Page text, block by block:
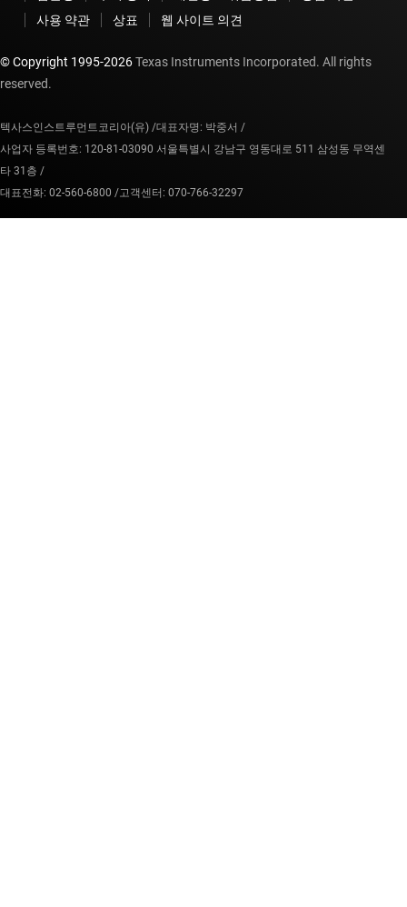
사용 약관
상표 웹 사이트 의견
© Copyright 1995-2026Texas Instruments Incorporated. All rights
reserved.
텍사스인스트루먼트코리아(유) /대표자명: 박중서 /
사업자 등록번호: 120-81-03090 서울특별시 강남구 영동대로 511 삼성동 무역센
타 31층 /
대표전화: 02-560-6800 /고객센터: 070-766-32297